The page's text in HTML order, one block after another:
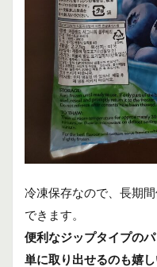
冷凍保存なので、長期
できます。
便利なジップタイプの
単に取り出せるのも嬉